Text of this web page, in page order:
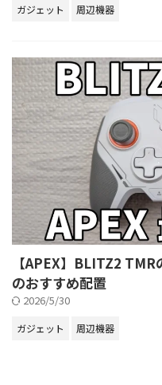
ガジェット 周辺機器
【APEX】BLITZ2
のおすすめ配置
2026/5/30
ガジェット 周辺機器